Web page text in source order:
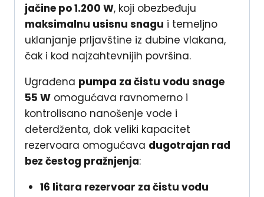
jačine po 1.200 W, koji obezbeđuju
maksimalnu usisnu snagu i temeljno
uklanjanje prljavštine iz dubine vlakana,
čak i kod najzahtevnijih površina.
Ugrađena pumpa za čistu vodu snage
55 W omogućava ravnomerno i
kontrolisano nanošenje vode i
deterdženta, dok veliki kapacitet
rezervoara omogućava dugotrajan rad
bez čestog pražnjenja:
16 litara rezervoar za čistu vodu